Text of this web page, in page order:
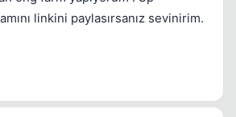
linkini paylasırsanız sevinirim.